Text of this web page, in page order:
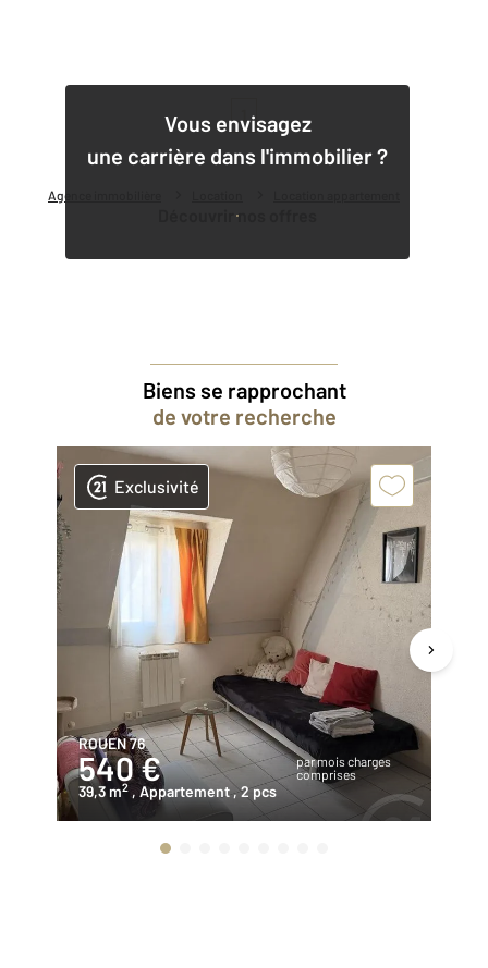
Agence immobilière
Vous envisagez
une carrière dans l'immobilier ?
Découvrir nos offres
Biens se rapprochant
de votre recherche
Exclusivité
ROUEN 76
540 €
par mois charges
comprises
39,3 m2 , Appartement, 2 pcs